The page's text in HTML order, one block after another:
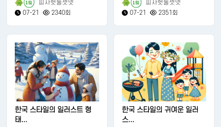
151
피자헛둘셋넷
07-21
2340회
151
피자헛둘셋넷
07-21
2351회
한국 스타일의 일러스트 형
태...
한국 스타일의 귀여운 일러
스...